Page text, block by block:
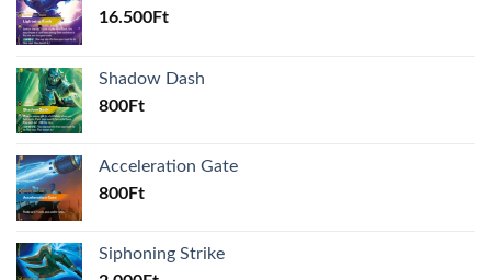
16.500Ft
Shadow Dash
800Ft
Acceleration Gate
800Ft
Siphoning Strike